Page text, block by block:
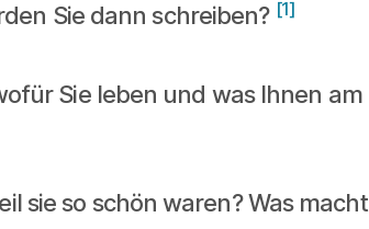
Sie dann schreiben? [1]
Sie leben und was Ihnen am
sie so schön waren? Was macht